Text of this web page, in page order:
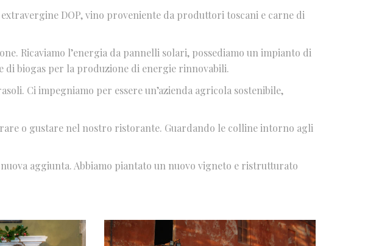
DOP, vino proveniente da produttori toscani e carne di
Ricaviamo l’energia da pannelli solari, possediamo un impianto di
di biogas per la produzione di energie rinnovabili.
Ci impegniamo per essere un’azienda agricola sostenibile,
o gustare nel nostro ristorante. Guardando le colline intorno agli
aggiunta. Abbiamo piantato un nuovo vigneto e ristrutturato